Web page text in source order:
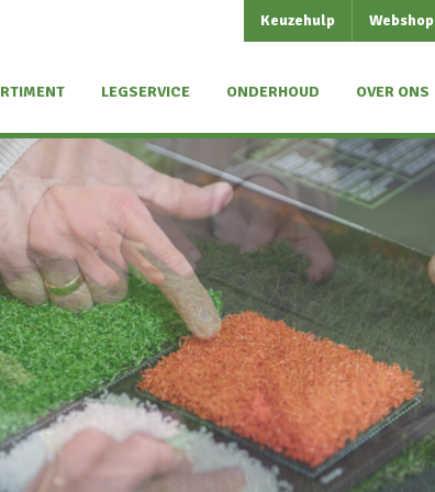
Keuzehulp Webshop
LEGSERVICE ONDERHOUD OVER ONS